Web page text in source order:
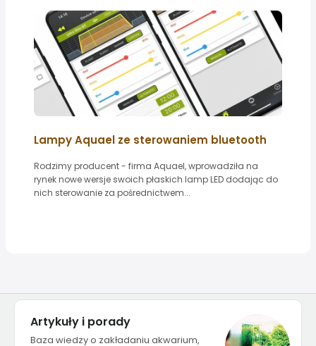
Lampy Aquael ze sterowaniem bluetooth
Rodzimy producent - firma Aquael, wprowadziła na
rynek nowe wersje swoich płaskich lamp LED dodając do
nich sterowanie za pośrednictwem...
Artykuły i porady
Baza wiedzy o zakładaniu akwarium,